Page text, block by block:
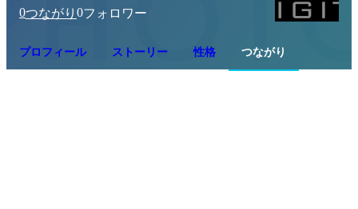
0つながり 0フォロワー
プロフィール ストーリー 性格 つながり